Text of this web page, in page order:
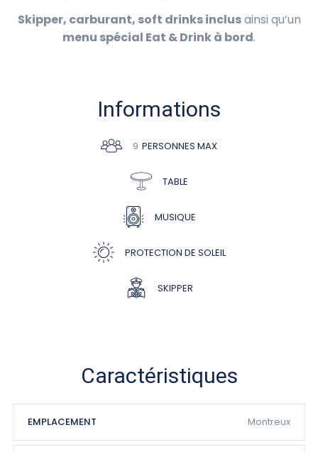
Skipper, carburant, soft drinks inclusainsi qu’un
menu spécial Eat & Drink à bord.
Informations
9 PERSONNES MAX
TABLE
MUSIQUE
PROTECTION DE SOLEIL
SKIPPER
Caractéristiques
EMPLACEMENT Montreux